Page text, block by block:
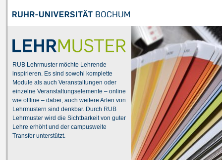
RUB Lehrmuster möchte Lehrende
inspirieren. Es sind sowohl komplette
Module als auch Veranstaltungen oder
einzelne Veranstaltungselemente – online
wie offline – dabei, auch weitere Arten von
Lehrmustern sind denkbar. Durch RUB
Lehrmuster wird die Sichtbarkeit von guter
Lehre erhöht und der campusweite
Transfer unterstützt.